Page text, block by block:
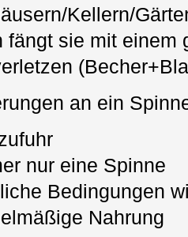
Kellern/
fängt sie mit einem
an ein
nur eine Spinne
Bedingungen
Nahrung